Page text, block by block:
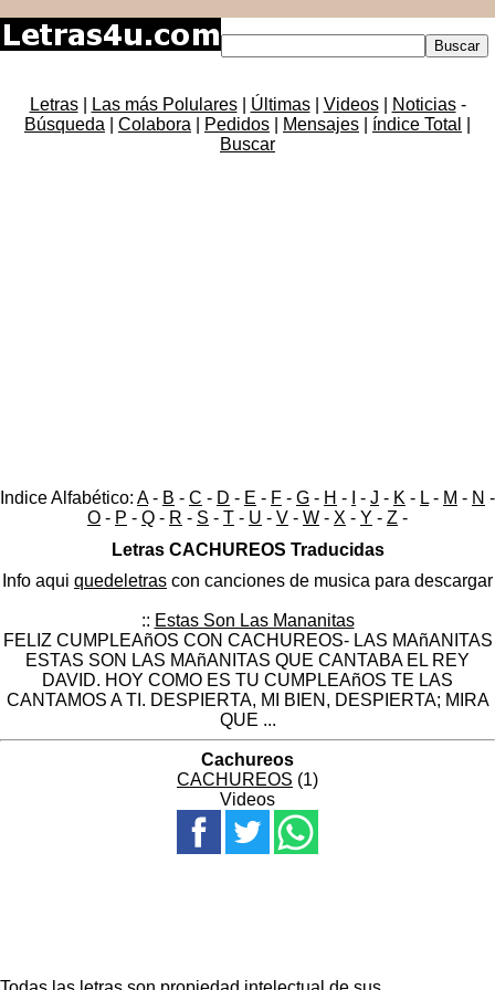
Letras| Las más Polulares| Últimas| Videos| Noticias-
Búsqueda
Colabora Pedidos Mensajes índice Total
Buscar
Indice Alfabético: A- B - C - D - E - F - G - H - - J - K - L - M - N -
O - P - Q - R - S - T - U - V - W - X - Y - Z -
Letras CACHUREOS Traducidas
Info aqui quedeletras con canciones de musica para descargar
:: Estas Son Las Mananitas
FELIZ CUMPLEAñOS CON CACHUREOS- LAS MAñANITAS
ESTAS SON LAS MAñANITAS QUE CANTABA EL REY
DAVID. HOY COMO ES TU CUMPLEAñOS TE LAS
CANTAMOS A TI. DESPIERTA, MI BIEN, DESPIERTA; MIRA
QUE ...
Cachureos
CACHUREOS (1)
Videos